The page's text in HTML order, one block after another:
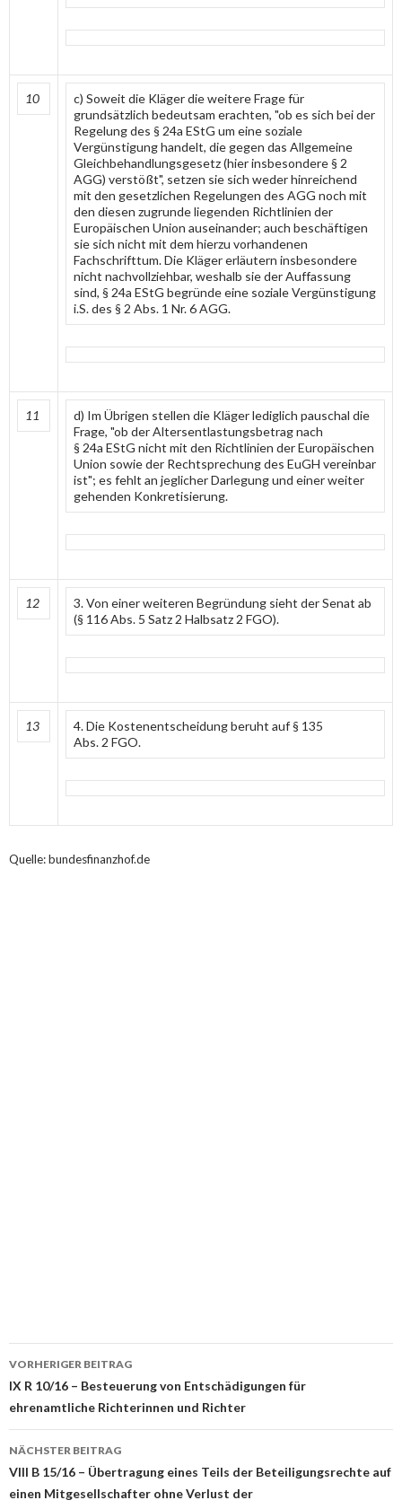
10
c) Soweit die Kläger die weitere Frage für
grundsätzlich bedeutsam erachten, "ob es sich bei der
Regelung des § 24a EStG um eine soziale
Vergünstigung handelt, die gegen das Allgemeine
Gleichbehandlungsgesetz (hier insbesondere § 2
AGG) verstößt", setzen sie sich weder hinreichend
mit den gesetzlichen Regelungen des AGG noch mit
den diesen zugrunde liegenden Richtlinien der
Europäischen Union auseinander; auch beschäftigen
sie sich nicht mit dem hierzu vorhandenen
Fachschrifttum. Die Kläger erläutern insbesondere
nicht nachvollziehbar, weshalb sie der Auffassung
sind, § 24a EStG begründe eine soziale Vergünstigung
i.S. des § 2 Abs. 1 Nr. 6 AGG.
11
d) Im Übrigen stellen die Kläger lediglich pauschal die
Frage, "ob der Altersentlastungsbetrag nach
§ 24a EStG nicht mit den Richtlinien der Europäischen
Union sowie der Rechtsprechung des EuGH vereinbar
ist"; es fehlt an jeglicher Darlegung und einer weiter
gehenden Konkretisierung.
12
3. Von einer weiteren Begründung sieht der Senat ab
(§ 116 Abs. 5 Satz 2 Halbsatz 2 FGO).
13
4. Die Kostenentscheidung beruht auf § 135
Abs. 2 FGO.
Quelle: bundesfinanzhof.de
Beitrags-
Navigation
VORHERIGER BEITRAG
IX R 10/16 – Besteuerung von Entschädigungen für
ehrenamtliche Richterinnen und Richter
NÄCHSTER BEITRAG
VIII B 15/16 – Übertragung eines Teils der Beteiligungsrechte auf
einen Mitgesellschafter ohne Verlust der